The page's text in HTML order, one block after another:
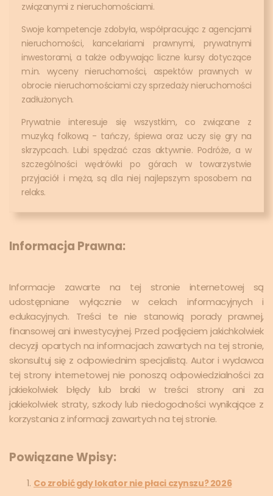
związanymi z nieruchomościami.
Swoje kompetencje zdobyła, współpracując z agencjami
nieruchomości, kancelariami prawnymi, prywatnymi
inwestorami, a także odbywając liczne kursy dotyczące
m.in. wyceny nieruchomości, aspektów prawnych w
obrocie nieruchomościami czy sprzedaży nieruchomości
zadłużonych.
Prywatnie interesuje się wszystkim, co związane z
muzyką folkową - tańczy, śpiewa oraz uczy się gry na
skrzypcach. Lubi spędzać czas aktywnie. Podróże, a w
szczególności wędrówki po górach w towarzystwie
przyjaciół i męża, są dla niej najlepszym sposobem na
relaks.
Informacja Prawna:
Informacje zawarte na tej stronie internetowej są
udostępniane wyłącznie w celach informacyjnych i
edukacyjnych. Treści te nie stanowią porady prawnej,
finansowej ani inwestycyjnej. Przed podjęciem jakichkolwiek
decyzji opartych na informacjach zawartych na tej stronie,
skonsultuj się z odpowiednim specjalistą. Autor i wydawca
tej strony internetowej nie ponoszą odpowiedzialności za
jakiekolwiek błędy lub braki w treści strony ani za
jakiekolwiek straty, szkody lub niedogodności wynikające z
korzystania z informacji zawartych na tej stronie.
Powiązane Wpisy:
Co zrobić gdy lokator nie płaci czynszu? 2026